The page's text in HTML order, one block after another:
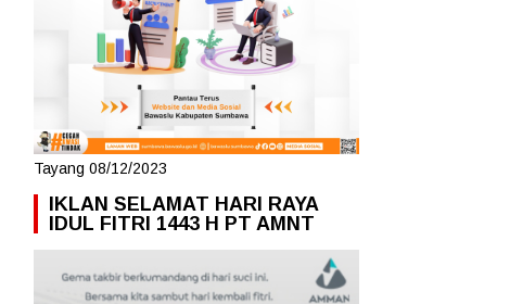
Tayang 08/12/2023
IKLAN SELAMAT HARI RAYA
IDUL FITRI 1443 H PT AMNT